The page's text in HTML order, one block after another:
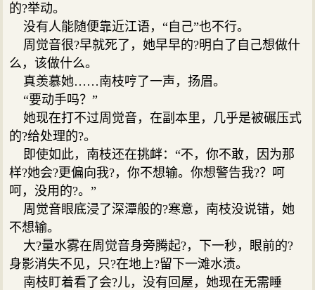
的?举动。
没有人能随便靠近江语，“自己”也不行。
周觉音很?早就死了，她早早的?明白了自己想做什
么，该做什么。
真羡慕她……南枝哼了一声，扬眉。
“要动手吗？”
她现在打不过周觉音，在副本里，几乎是被碾压式
的?给处理的?。
即使如此，南枝还在挑衅：“不，你不敢，因为那
样?她会?更偏向我?，你不想输。你想警告我?？呵
呵，没用的?。”
周觉音眼底浸了深潭般的?寒意，南枝没说错，她
不想输。
大?量水雾在周觉音身旁腾起?，下一秒，眼前的?
身影消失不见，只?在地上?留下一滩水渍。
南枝盯着看了会?儿，没有回屋，她现在无需睡